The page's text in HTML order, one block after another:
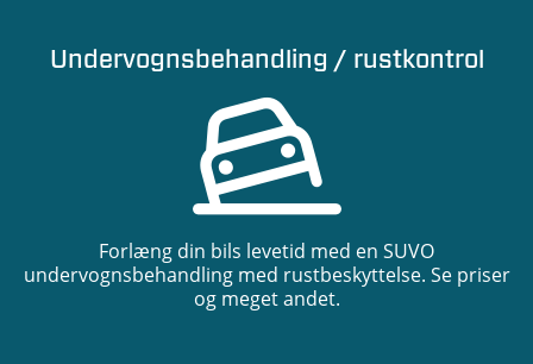
Undervognsbehandling / rustkontrol
Forlæng din bils levetid med en SUVO
undervognsbehandling med rustbeskyttelse. Se priser
og meget andet.